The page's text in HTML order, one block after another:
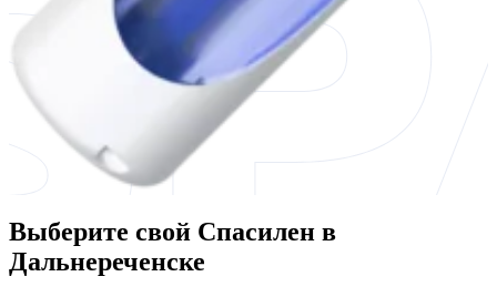
Выберите свой Спасилен в
Дальнереченске